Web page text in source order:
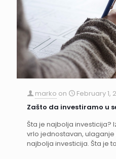
marko on
February 1,
Zašto da investiramo u
Šta je najbolja investicija?
vrlo jednostavan,
najbolja investicija. Šta je